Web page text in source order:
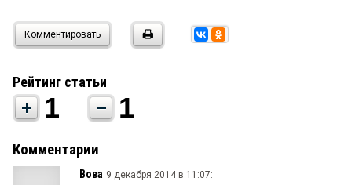
Комментировать
Рейтинг статьи
1 1
Комментарии
Вова 9 декабря 2014 в 11:07: